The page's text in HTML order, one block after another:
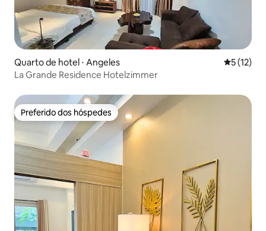
Quarto de hotel ⋅ Angeles 5 de uma
5 (12)
La Grande Residence Hotelzimmer
Preferido dos hóspedes
Preferido dos hóspedes